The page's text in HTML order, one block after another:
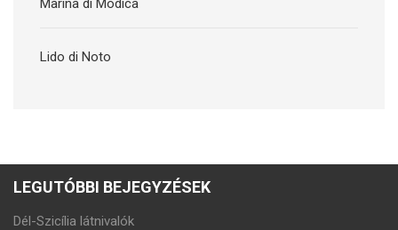
Marina di Modica
Lido di Noto
LEGUTÓBBI BEJEGYZÉSEK
Dél-Szicília látnivalók